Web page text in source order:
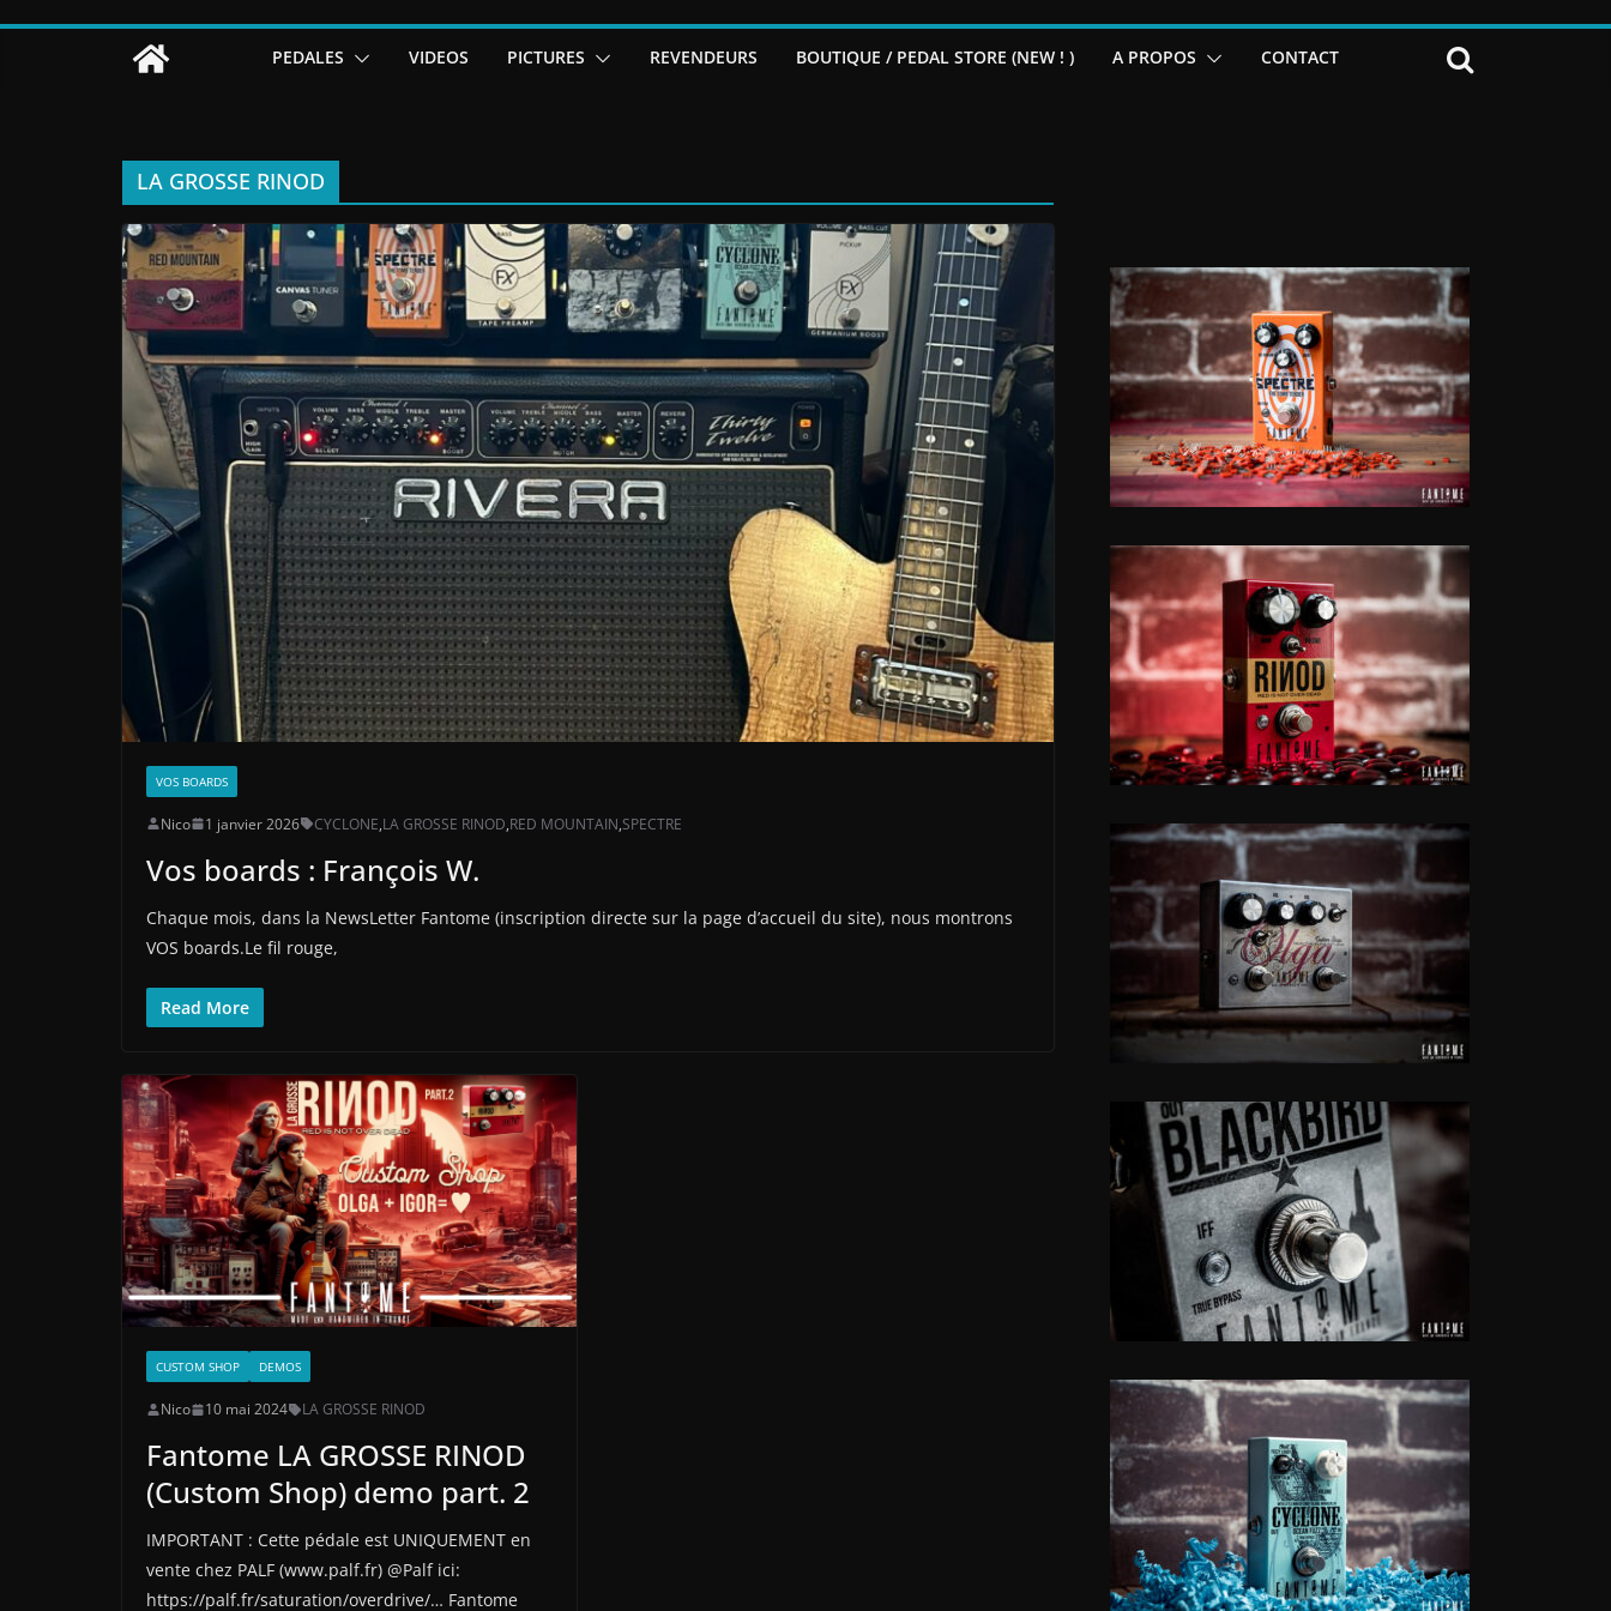
PEDALES VIDEOS PICTURES REVENDEURS BOUTIQUE / PEDAL STORE (NEW ! ) A PROPOS CONTACT
LA GROSSE RINOD
VOS BOARDS
Nico 1 janvier 2026 CYCLONE,LA GROSSE RINOD,RED MOUNTAIN,SPECTRE
Vos boards : François W.
Chaque mois, dans la NewsLetter Fantome (inscription directe sur la page d’accueil du site), nous montrons
VOS boards.Le fil rouge,
Read More
CUSTOM SHOP DEMOS
Nico 10 mai 2024 LA GROSSE RINOD
Fantome LA GROSSE RINOD
(Custom Shop) demo part. 2
IMPORTANT : Cette pédale est UNIQUEMENT en
vente chez PALF (www.palf.fr) @Palf ici:
https://palf.fr/saturation/overdrive/… Fantome